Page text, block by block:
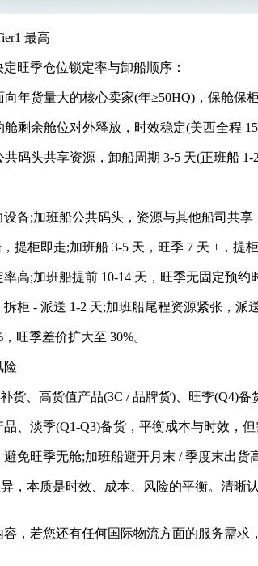
最高
季仓位锁定率与卸船顺序：
货量大的核心卖家(年≥50HQ)，保舱保
余舱位对外释放，时效稳定(美西全程
头共享资源，卸船周期 3-5 天(正班船 1-2
;加班船公共码头，资源与其他船司共享
柜即走;加班船 3-5 天，旺季 7 天 +，提柜
;加班船提前 10-14 天，旺季无固定预约时
- 派送 1-2 天;加班船尾程资源紧张，派送
季差价扩大至 30%。
险
、高货值产品(3C / 品牌货)、旺季(Q4)备
淡季(Q1-Q3)备货，平衡成本与时效，但
旺季无舱;加班船避开月末 / 季度末出货
本质是时效、成本、风险的平衡。清晰
若您还有任何国际物流方面的服务需求